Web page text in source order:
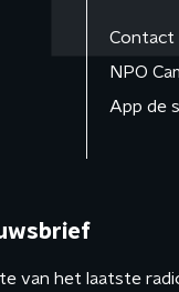
Contact
NPO
App de
van het laatste